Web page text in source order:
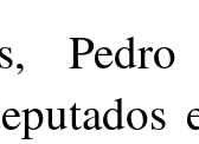
Pedro